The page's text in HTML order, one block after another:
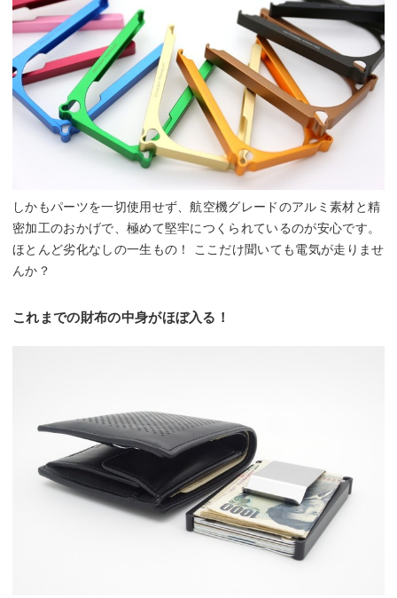
しかもパーツを一切使用せず、航空機グレードのアルミ素材と精
密加工のおかげで、極めて堅牢につくられているのが安心です。
ほとんど劣化なしの一生もの！ ここだけ聞いても電気が走りませ
んか？
これまでの財布の中身がほぼ入る！